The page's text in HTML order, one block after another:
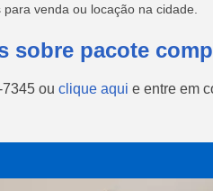
venda ou locação na cidade.
sobre pacote
7345 ou clique aqui e entre em